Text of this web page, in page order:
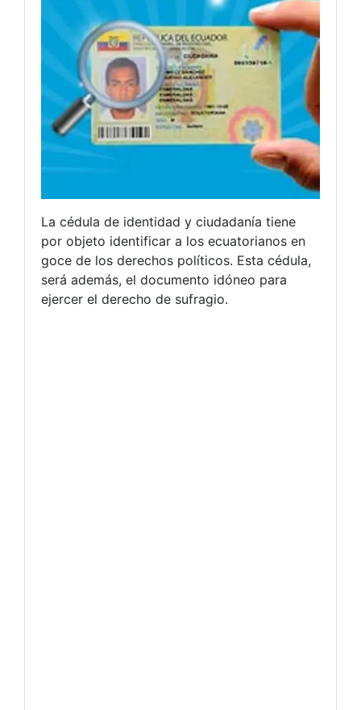
La cédula de identidad y ciudadanía tiene
por objeto identificar a los ecuatorianos en
goce de los derechos políticos. Esta cédula,
será además, el documento idóneo para
ejercer el derecho de sufragio.